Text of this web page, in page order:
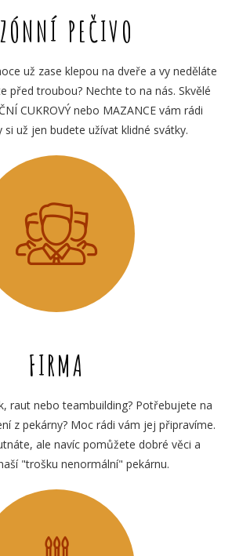
PEČIVO
už zase klepou na dveře a vy neděláte
před troubou? Nechte to na nás. Skvělé
CUKROVÝ nebo MAZANCE vám rádi
si už jen budete užívat klidné svátky.
FIRMA
raut nebo teambuilding? Potřebujete na
z pekárny? Moc rádi vám jej připravíme.
ale navíc pomůžete dobré věci a
"trošku nenormální" pekárnu.